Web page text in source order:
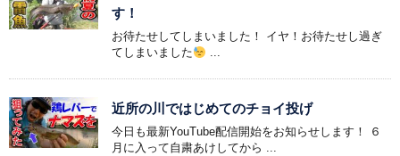
す！
お待たせしてしまいました！ イヤ！お待たせし過ぎ
てしまいました
...
近所の川ではじめてのチョイ投げ
今日も最新YouTube配信開始をお知らせします！ ６
月に入って自粛あけしてから ...